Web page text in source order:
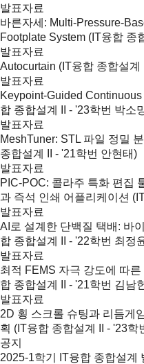
발표자료
바른자세: Multi-Pressure-
Footplate System (IT융합 종
발표자료
Autocurtain (IT융합 종합설계
발표자료
Keypoint-Guided
합 종합설계 II - '23학번 박소
발표자료
MeshTuner: STL 파일 정밀
종합설계 II - '21학번 안현태)
발표자료
PIC-POC: 콜라주 특화 편집
과 즉석 인쇄 어플리케이션
발표자료
AI로 설계한 단백질 택배: 바
합 종합설계 II - '22학번 최정
발표자료
최적 FEMS 자극 강도에 따
합 종합설계 II - '21학번 김남
발표자료
2D 횡 스크롤 슈팅과 리듬게
획 (IT융합 종합설계 II - '23학
공지
2025-1학기 IT융합 종합설계